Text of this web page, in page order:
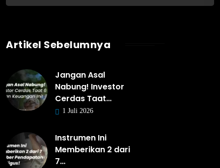
Artikel Sebelumnya
Jangan Asal
Nabung! Investor
Cerdas Taat…
1 Juli 2026
Instrumen Ini
Memberikan 2 dari
7…